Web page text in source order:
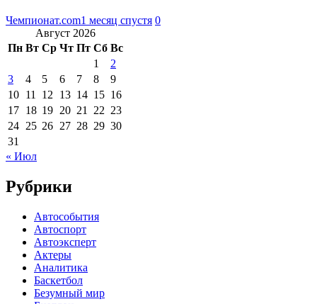
Чемпионат.com1 месяц спустя 0
Август 2026
Пн Вт Ср Чт Пт Сб Вс
1
2
3
4 5 6 7 8
9
10 11 12 13 14 15 16
17 18 19 20 21 22 23
24 25 26 27 28 29 30
31
« Июл
Рубрики
Автособытия
Автоспорт
Автоэксперт
Актеры
Аналитика
Баскетбол
Безумный мир